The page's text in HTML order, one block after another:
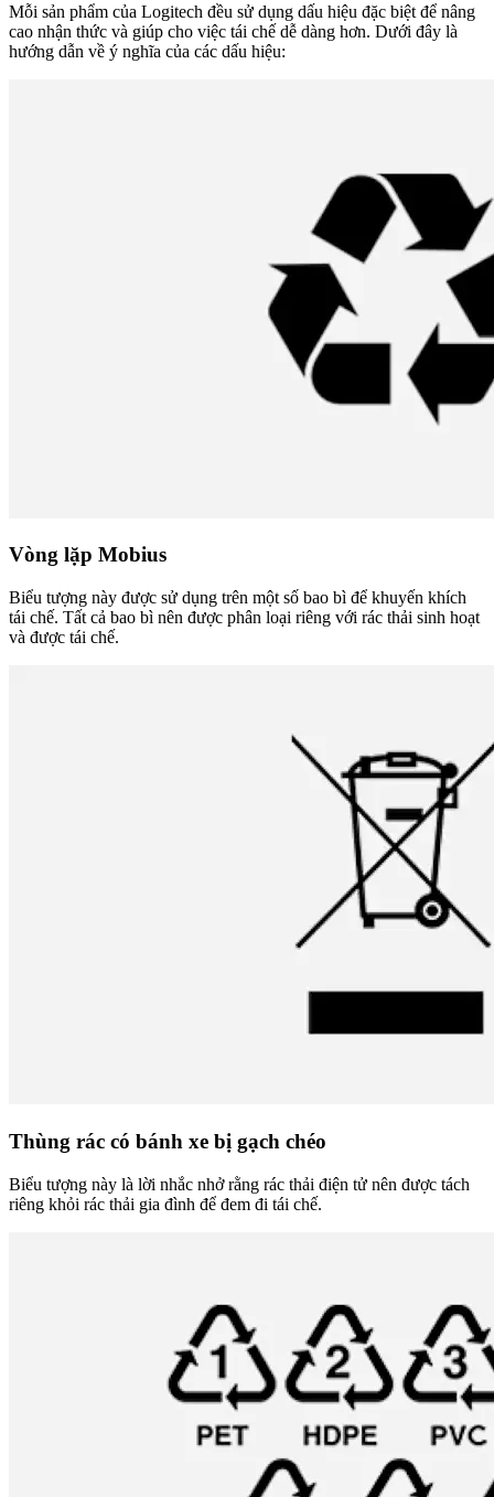
Mỗi sản phẩm của Logitech đều sử dụng dấu hiệu đặc biệt để nâng
cao nhận thức và giúp cho việc tái chế dễ dàng hơn. Dưới đây là
hướng dẫn về ý nghĩa của các dấu hiệu:
Vòng lặp Mobius
Biểu tượng này được sử dụng trên một số bao bì để khuyến khích
tái chế. Tất cả bao bì nên được phân loại riêng với rác thải sinh hoạt
và được tái chế.
Thùng rác có bánh xe bị gạch chéo
Biểu tượng này là lời nhắc nhở rằng rác thải điện tử nên được tách
riêng khỏi rác thải gia đình để đem đi tái chế.